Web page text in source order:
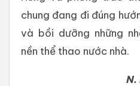
chung đang đi đúng
và bồi dưỡng những
nền thể thao nước nhà.
N.